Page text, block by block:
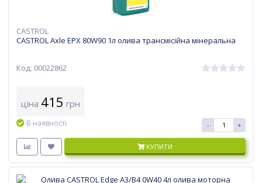
CASTROL
CASTROL Axle EPX 80W90 1л олива трансмісійна мінеральна
Код: 00022862
ціна 415 грн
В наявності - +
КУПИТИ